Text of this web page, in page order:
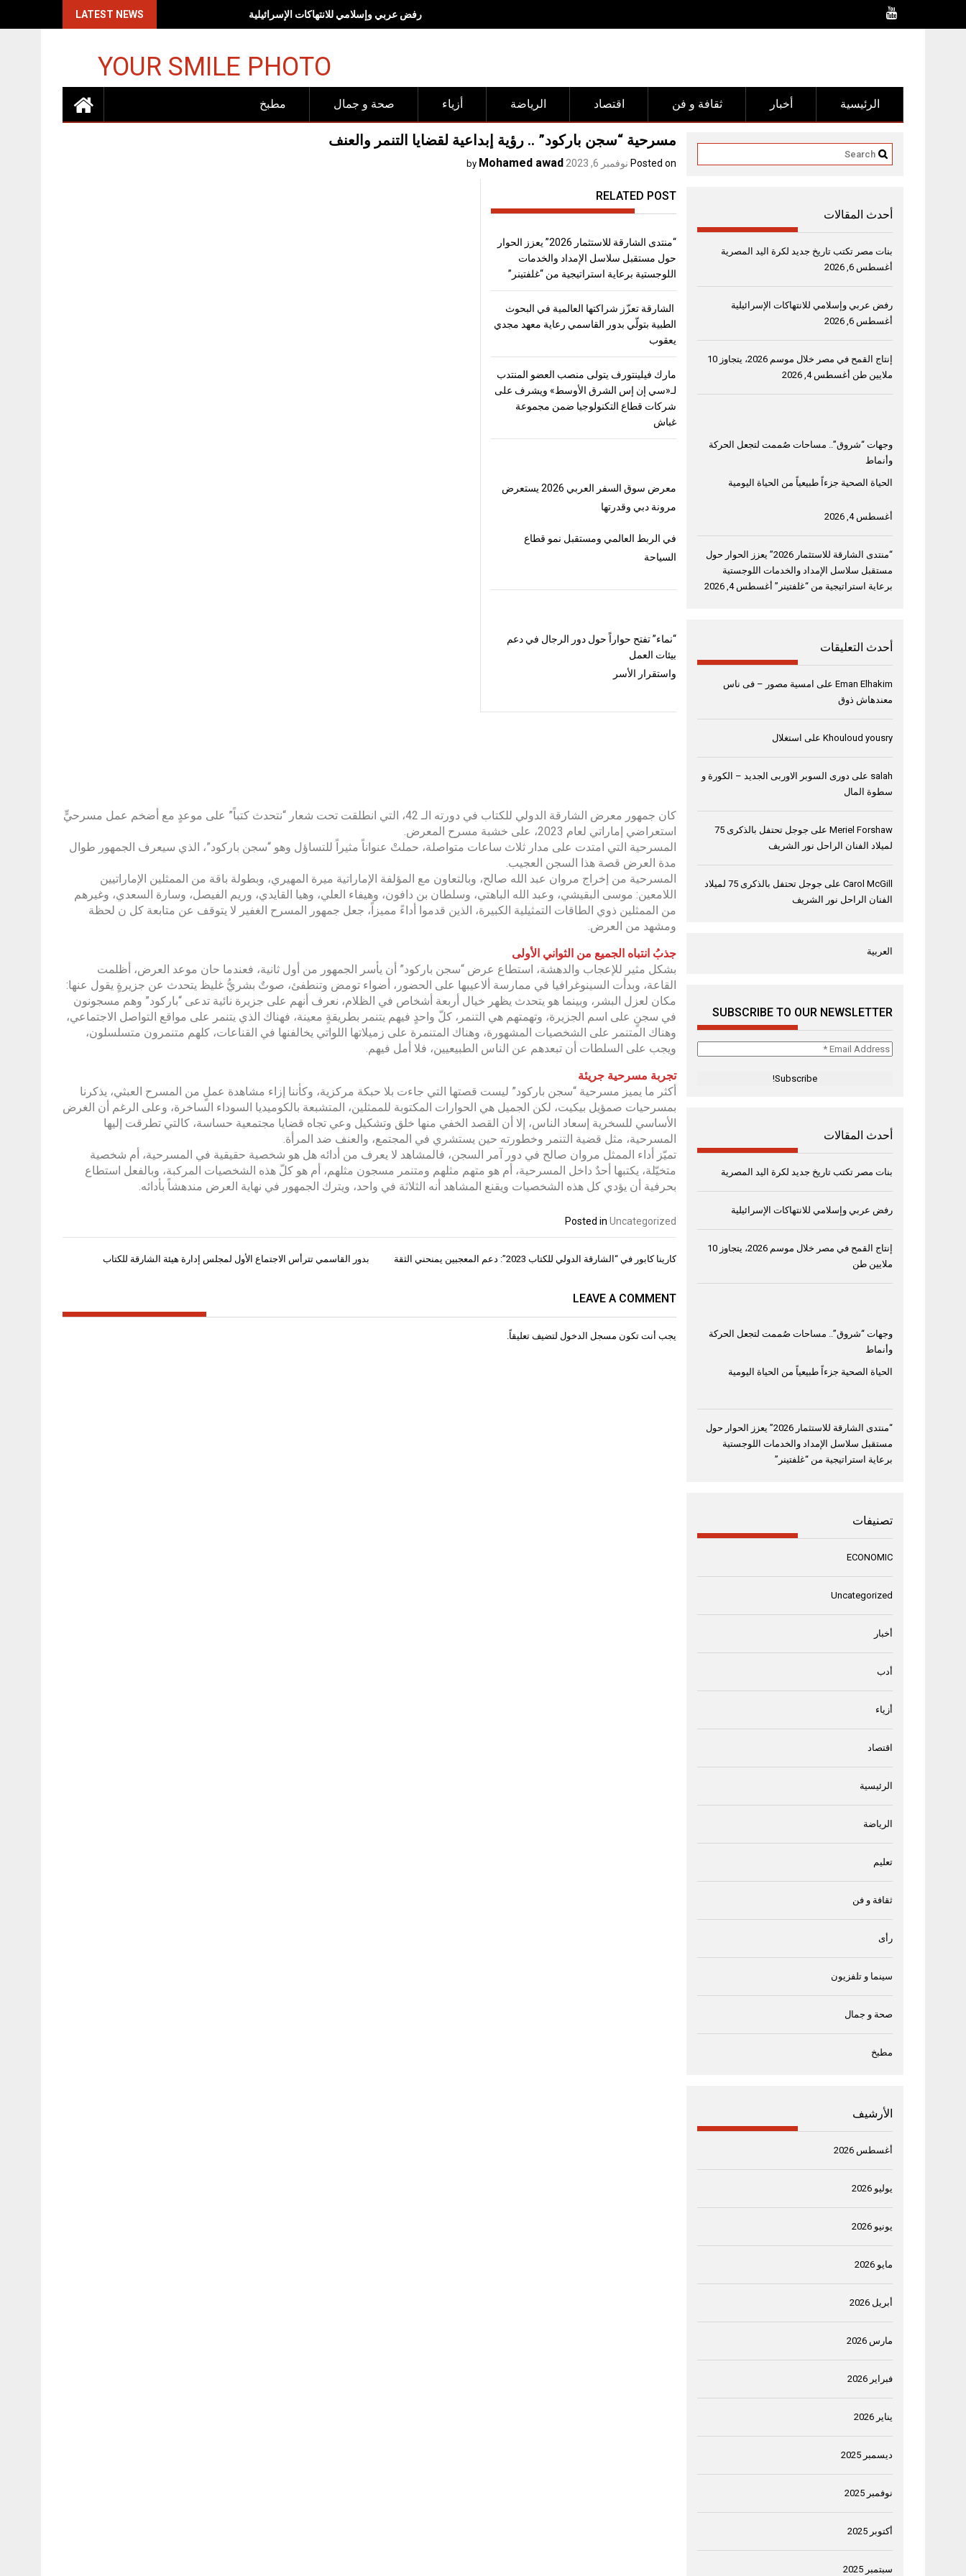
LATEST NEWS رفض عربي وإسلامي للانتهاكات الإسرائيلية
YOUR SMILE PHOTO
مطبخ صحة و جمال أزياء الرياضة اقتصاد ثقافة و فن أخبار الرئيسية
مسرحية “سجن باركود” .. رؤية إبداعية لقضايا التنمر والعنف
Posted on نوفمبر 6, 2023 by
Mohamed awad
RELATED POST
“منتدى الشارقة للاستثمار 2026” يعزز الحوار
حول مستقبل سلاسل الإمداد والخدمات
اللوجستية برعاية استراتيجية من “غلفتينر”
الشارقة تعزّز شراكتها العالمية في البحوث
الطبية بتولّي بدور القاسمي رعاية معهد مجدي
يعقوب
مارك فيلينتورف يتولى منصب العضو المنتدب
لـ«سي إن إس الشرق الأوسط» ويشرف على
شركات قطاع التكنولوجيا ضمن مجموعة
غباش
معرض سوق السفر العربي 2026 يستعرض
مرونة دبي وقدرتها
في الربط العالمي ومستقبل نمو قطاع
السياحة
“نماء” تفتح حواراً حول دور الرجال في دعم
بيئات العمل
واستقرار الأسر
كان جمهور معرض الشارقة الدولي للكتاب في دورته الـ 42، التي انطلقت تحت شعار “نتحدث كتباً” على موعدٍ مع أضخم عمل مسرحيٍّ
استعراضي إماراتي لعام 2023، على خشبة مسرح المعرض.
المسرحية التي امتدت على مدار ثلاث ساعات متواصلة، حملتْ عنواناً مثيراً للتساؤل وهو “سجن باركود”، الذي سيعرف الجمهور طوال
مدة العرض قصة هذا السجن العجيب.
المسرحية من إخراج مروان عبد الله صالح، وبالتعاون مع المؤلفة الإماراتية ميرة المهيري، وبطولة باقة من الممثلين الإماراتيين
اللامعين: موسى البقيشي، وعبد الله الباهتي، وسلطان بن دافون، وهيفاء العلي، وهيا القايدي، وريم الفيصل، وسارة السعدي، وغيرهم
من الممثلين ذوي الطاقات التمثيلية الكبيرة، الذين قدموا أداءً مميزاً، جعل جمهور المسرح الغفير لا يتوقف عن متابعة كل ن لحظة
ومشهد من العرض.
جذبُ انتباه الجميع من الثواني الأولى
بشكل مثير للإعجاب والدهشة، استطاع عرض “سجن باركود” أن يأسر الجمهور من أول ثانية، فعندما حان موعد العرض، أظلمت
القاعة، وبدأت السينوغرافيا في ممارسة ألاعيبها على الحضور، أضواء تومض وتنطفئ، صوتٌ بشريُّ غليظ يتحدث عن جزيرةٍ يقول عنها:
مكان لعزل البشر، وبينما هو يتحدث يظهر خيال أربعة أشخاص في الظلام، نعرف أنهم على جزيرة نائية تدعى “باركود” وهم مسجونون
في سجنٍ على اسم الجزيرة، وتهمتهم هي التنمر، كلّ واحدٍ فيهم يتنمر بطريقةٍ معينة، فهناك الذي يتنمر على مواقع التواصل الاجتماعي،
وهناك المتنمر على الشخصيات المشهورة، وهناك المتنمرة على زميلاتها اللواتي يخالفنها في القناعات، كلهم متنمرون متسلسلون،
ويجب على السلطات أن تبعدهم عن الناس الطبيعيين، فلا أمل فيهم.
تجربة مسرحية جريئة
أكثر ما يميز مسرحية “سجن باركود” ليست قصتها التي جاءت بلا حبكة مركزية، وكأننا إزاء مشاهدة عملٍ من المسرح العبثي، يذكرنا
بمسرحيات صمؤيل بيكيت، لكن الجميل هي الحوارات المكتوبة للممثلين، المتشبعة بالكوميديا السوداء الساخرة، وعلى الرغم أن الغرض
الأساسي للسخرية إسعاد الناس، إلا أن القصد الخفي منها خلق وتشكيل وعي تجاه قضايا مجتمعية حساسة، كالتي تطرقت إليها
المسرحية، مثل قضية التنمر وخطورته حين يستشري في المجتمع، والعنف ضد المرأة.
تميّز أداء الممثل مروان صالح في دور آمر السجن، فالمشاهد لا يعرف من أدائه هل هو شخصية حقيقية في المسرحية، أم شخصية
متخيّلة، يكتبها أحدٌ داخل المسرحية، أم هو متهم مثلهم ومتنمر مسجون مثلهم، أم هو كلّ هذه الشخصيات المركبة، وبالفعل استطاع
بحرفية أن يؤدي كل هذه الشخصيات ويقنع المشاهد أنه الثلاثة في واحد، ويترك الجمهور في نهاية العرض مندهشاً بأدائه.
Posted inUncategorized
تصفّح
بدور القاسمي تترأس الاجتماع الأول لمجلس إدارة هيئة الشارقة للكتاب كارينا كابور في “الشارقة الدولي للكتاب 2023”: دعم المعجبين يمنحني الثقة
LEAVE A COMMENT
يجب أنت تكون مسجل الدخول لتضيف تعليقاً.
أحدث المقالات
بنات مصر تكتب تاريخ جديد لكرة اليد المصرية
أغسطس 6, 2026
رفض عربي وإسلامي للانتهاكات الإسرائيلية
أغسطس 6, 2026
إنتاج القمح في مصر خلال موسم 2026، يتجاوز 10
ملايين طن أغسطس 4, 2026
وجهات “شروق”.. مساحات صُممت لتجعل الحركة
وأنماط
الحياة الصحية جزءاً طبيعياً من الحياة اليومية
أغسطس 4, 2026
“منتدى الشارقة للاستثمار 2026” يعزز الحوار حول
مستقبل سلاسل الإمداد والخدمات اللوجستية
برعاية استراتيجية من “غلفتينر” أغسطس 4, 2026
أحدث التعليقات
Eman Elhakim على امسية مصور – فى ناس
معندهاش ذوق
Khouloud yousry على استغلال
salah على دورى السوبر الاوربى الجديد – الكورة و
سطوة المال
Meriel Forshaw على
جوجل تحتفل بالذكرى 75
لميلاد الفنان الراحل نور الشريف
Carol McGill على
جوجل تحتفل بالذكرى 75 لميلاد
الفنان الراحل نور الشريف
العربية
SUBSCRIBE TO OUR NEWSLETTER
Email
أحدث المقالات
بنات مصر تكتب تاريخ جديد لكرة اليد المصرية
رفض عربي وإسلامي للانتهاكات الإسرائيلية
إنتاج القمح في مصر خلال موسم 2026، يتجاوز 10
ملايين طن
وجهات “شروق”.. مساحات صُممت لتجعل الحركة
وأنماط
الحياة الصحية جزءاً طبيعياً من الحياة اليومية
“منتدى الشارقة للاستثمار 2026” يعزز الحوار حول
مستقبل سلاسل الإمداد والخدمات اللوجستية
برعاية استراتيجية من “غلفتينر”
تصنيفات
ECONOMIC
Uncategorized
أخبار
أدب
أزياء
اقتصاد
الرئيسية
الرياضة
تعليم
ثقافة و فن
رأى
سينما و تلفزيون
صحة و جمال
مطبخ
الأرشيف
أغسطس 2026
يوليو 2026
يونيو 2026
مايو 2026
أبريل 2026
مارس 2026
فبراير 2026
يناير 2026
ديسمبر 2025
نوفمبر 2025
أكتوبر 2025
سبتمبر 2025